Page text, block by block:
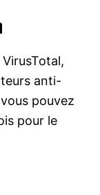
anti-
pouvez
pour le